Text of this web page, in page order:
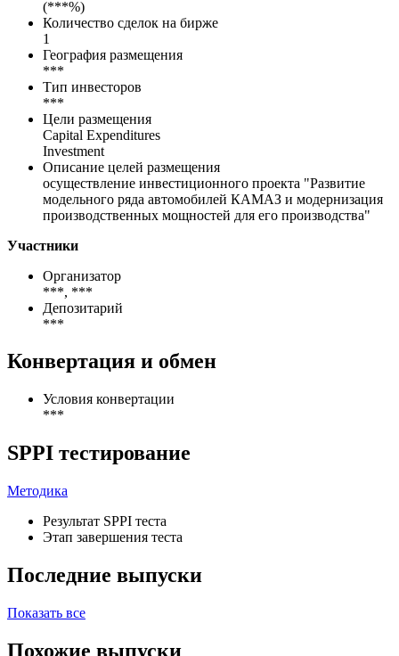
(***%)
Количество сделок на бирже
1
География размещения
***
Тип инвесторов
***
Цели размещения
Capital Expenditures
Investment
Описание целей размещения
осуществление инвестиционного проекта "Развитие
модельного ряда автомобилей КАМАЗ и модернизация
производственных мощностей для его производства"
Участники
Организатор
***, ***
Депозитарий
***
Конвертация и обмен
Условия конвертации
***
SPPI тестирование
Методика
Результат SPPI теста
Этап завершения теста
Последние выпуски
Показать все
Похожие выпуски